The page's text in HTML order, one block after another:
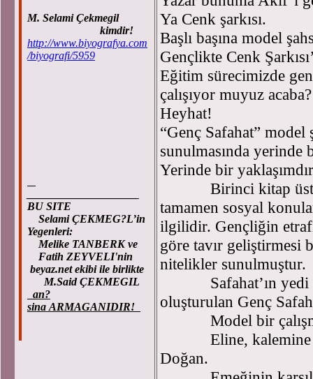
M. Selami Çekmegil
kimdir!
http://www.biyografya.com
/biyografi/5959
BU SITE
Selami ÇEKMEG?L’in
Yegenleri:
Melike TANBERK ve
Fatih ZEYVELI'nin
beyaz.net ekibi ile birlikte
M.Said ÇEKMEGIL
an?
sina ARMAGANIDIR!
Ya Cenk şarkısı.
Başlı başına model
Gençlikte Cenk
Eğitim sürecimizde
çalışıyor muyuz acaba?
Heyhat!
“Genç Safahat”
sunulmasında yerinde
Yerinde bir
Birinci kitap üst
tamamen sosyal
ilgilidir. Gençliğin
göre tavır geliştirmesi
nitelikler sunulmuştur.
Safahat’ın yedi
oluşturulan Genç
Model bir
Eline, kalemine ve
Doğan.